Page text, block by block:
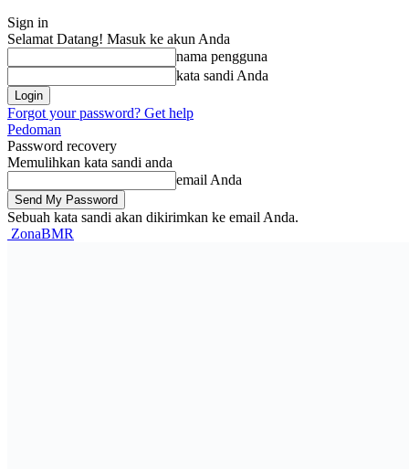
Sign in
Selamat Datang! Masuk ke akun Anda
nama pengguna
kata sandi Anda
Forgot your password? Get help
Pedoman
Password recovery
Memulihkan kata sandi anda
email Anda
Sebuah kata sandi akan dikirimkan ke email Anda.
ZonaBMR